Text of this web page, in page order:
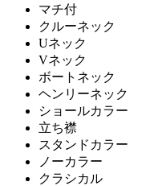
マチ付
クルーネック
Uネック
Vネック
ボートネック
ヘンリーネック
ショールカラー
立ち襟
スタンドカラー
ノーカラー
クラシカル